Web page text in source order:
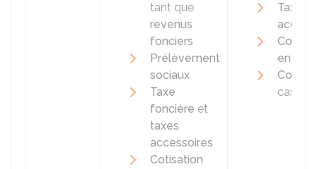
tant que
revenus
fonciers
Prélèvement
sociaux
Taxe
foncière et
taxes
accessoires
Cotisation
Taxe
cas).